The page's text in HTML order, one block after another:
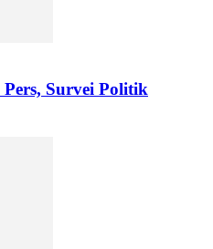
Survei Politik